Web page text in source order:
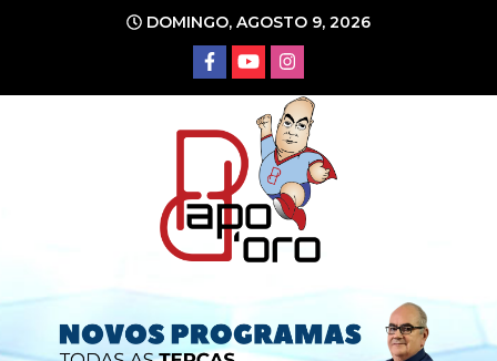
conteúdo
DOMINGO, AGOSTO 9, 2026